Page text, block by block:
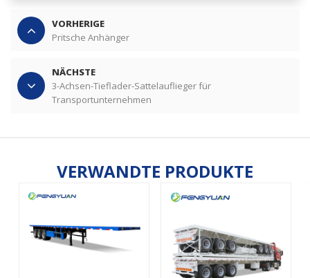
VORHERIGE
Pritsche Anhänger
NÄCHSTE
3-Achsen-Tieflader-Sattelauflieger für
Transportunternehmen
VERWANDTE PRODUKTE